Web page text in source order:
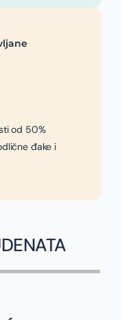
od 50%
đake i